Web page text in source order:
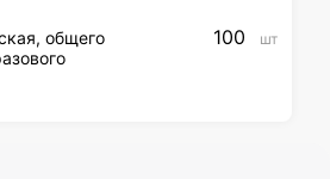
общего
100 шт